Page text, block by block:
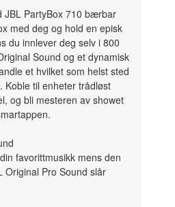
JBL PartyBox 710 bærbar
med deg og hold en episk
du innlever deg selv i 800
Sound og et dynamisk
et hvilket som helst sted
Koble til enheter trådløst
og bli mesteren av showet
favorittmusikk mens den
Original Pro Sound slår